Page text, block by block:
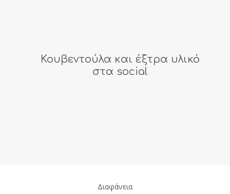
Κουβεντούλα και έξτρα υλικό
στα social
Διαφάνεια